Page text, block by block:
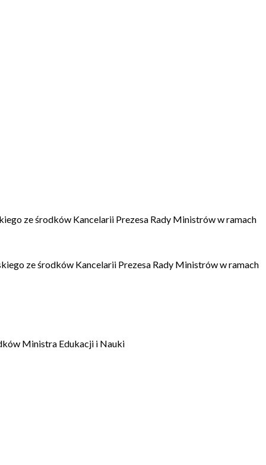
ze środków Kancelarii Prezesa Rady Ministrów w ramach
ze środków Kancelarii Prezesa Rady Ministrów w ramach
Ministra Edukacji i Nauki